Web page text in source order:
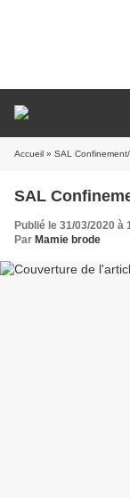
Accueil » SAL
SAL
Publié le 31/03/2020 à
Par Mamie brode